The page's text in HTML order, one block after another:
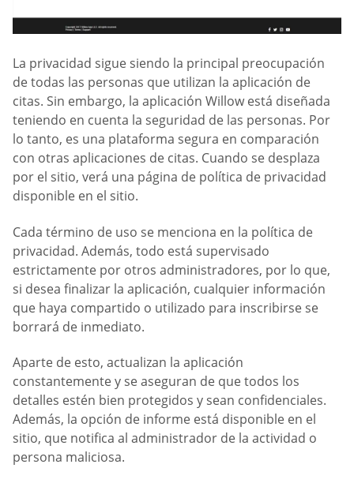
La privacidad sigue siendo la principal preocupación
de todas las personas que utilizan la aplicación de
citas. Sin embargo, la aplicación Willow está diseñada
teniendo en cuenta la seguridad de las personas. Por
lo tanto, es una plataforma segura en comparación
con otras aplicaciones de citas. Cuando se desplaza
por el sitio, verá una página de política de privacidad
disponible en el sitio.
Cada término de uso se menciona en la política de
privacidad. Además, todo está supervisado
estrictamente por otros administradores, por lo que,
si desea finalizar la aplicación, cualquier información
que haya compartido o utilizado para inscribirse se
borrará de inmediato.
Aparte de esto, actualizan la aplicación
constantemente y se aseguran de que todos los
detalles estén bien protegidos y sean confidenciales.
Además, la opción de informe está disponible en el
sitio, que notifica al administrador de la actividad o
persona maliciosa.